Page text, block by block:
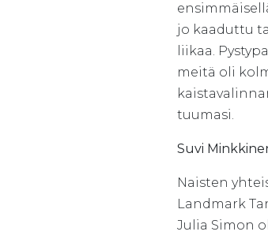
jo kaaduttu
liikaa.
meitä oli
tuumasi.
Suvi
Naisten
Landmark
Julia Simon